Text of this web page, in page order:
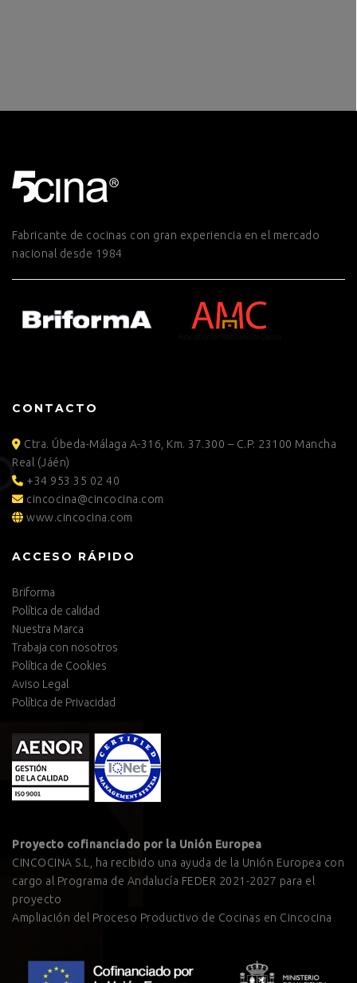
Fabricante de cocinas con gran experiencia en el mercado
nacional desde 1984
CONTACTO
Ctra. Úbeda-Málaga A-316, Km. 37.300 – C.P. 23100 Mancha
Real (Jáén)
+34 953 35 02 40
cincocina@cincocina.com
www.cincocina.com
ACCESO RÁPIDO
Briforma
Política de calidad
Nuestra Marca
Trabaja con nosotros
Política de Cookies
Aviso Legal
Política de Privacidad
Proyecto cofinanciado por la Unión Europea
CINCOCINA S.L, ha recibido una ayuda de la Unión Europea con
cargo al Programa de Andalucía FEDER 2021-2027 para el
proyecto
Ampliación del Proceso Productivo de Cocinas en Cincocina